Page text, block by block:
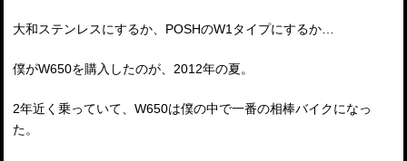
大和ステンレスにするか、POSHのW1タイプにするか…
僕がW650を購入したのが、2012年の夏。
2年近く乗っていて、W650は僕の中で一番の相棒バイクになっ
た。